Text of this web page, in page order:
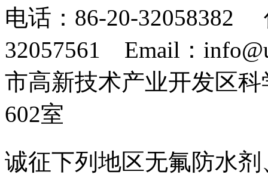
电话：86-20-32058382
32057561 Email：
市高新技术产业开发区
602室
诚征下列地区无氟防水